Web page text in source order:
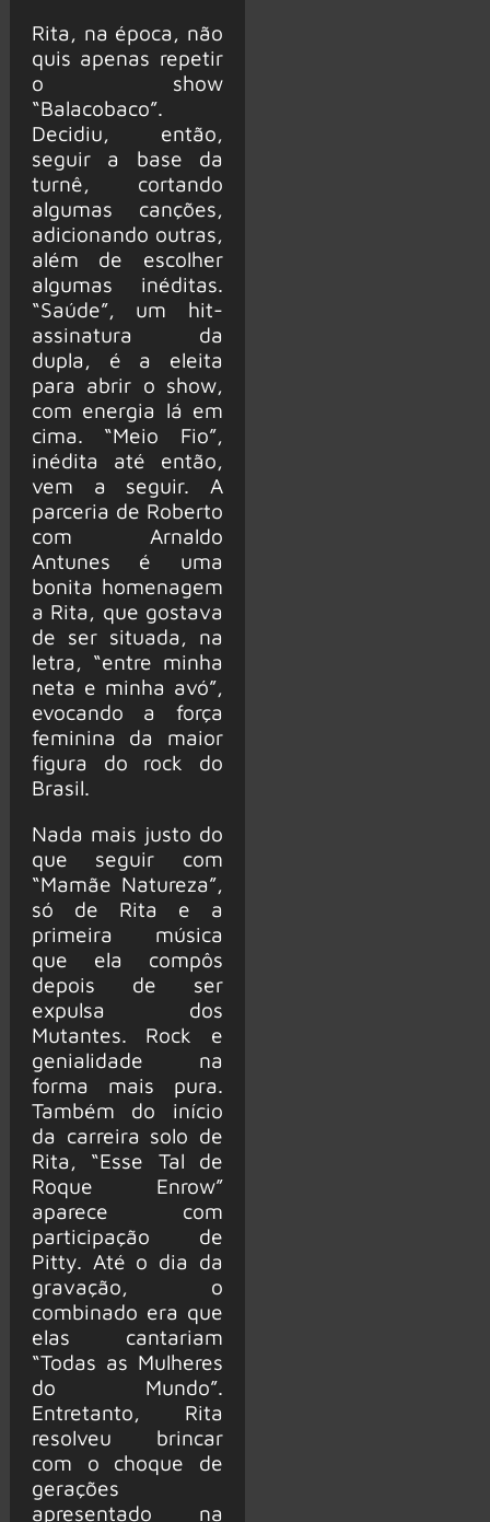
Rita, na época, não
quis apenas repetir
o show
“Balacobaco”.
Decidiu, então,
seguir a base da
turnê, cortando
algumas canções,
adicionando outras,
além de escolher
algumas inéditas.
“Saúde”, um hit-
assinatura da
dupla, é a eleita
para abrir o show,
com energia lá em
cima. “Meio Fio”,
inédita até então,
vem a seguir. A
parceria de Roberto
com Arnaldo
Antunes é uma
bonita homenagem
a Rita, que gostava
de ser situada, na
letra, “entre minha
neta e minha avó”,
evocando a força
feminina da maior
figura do rock do
Brasil.
Nada mais justo do
que seguir com
“Mamãe Natureza”,
só de Rita e a
primeira música
que ela compôs
depois de ser
expulsa dos
Mutantes. Rock e
genialidade na
forma mais pura.
Também do início
da carreira solo de
Rita, “Esse Tal de
Roque Enrow”
aparece com
participação de
Pitty. Até o dia da
gravação, o
combinado era que
elas cantariam
“Todas as Mulheres
do Mundo”.
Entretanto, Rita
resolveu brincar
com o choque de
gerações
apresentado na